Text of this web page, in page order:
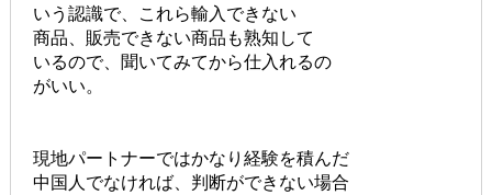
いう認識で、これら輸入できない
商品、販売できない商品も熟知して
いるので、聞いてみてから仕入れるの
がいい。
現地パートナーではかなり経験を積んだ
中国人でなければ、判断ができない場合